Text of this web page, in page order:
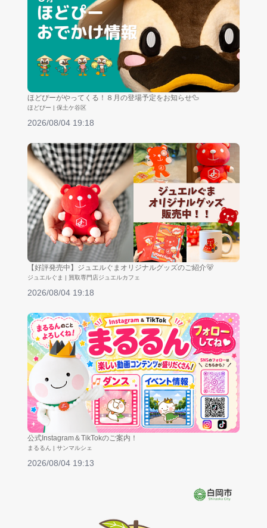
ほどぴーがやってくる！８月の登場予定をお知らせ🦆
ほどぴー | 保土ケ谷区
2026/08/04 19:18
【好評発売中】ジュエルぐまオリジナルグッズのご紹介🐻
ジュエルぐま | 買取専門店ジュエルカフェ
2026/08/04 19:18
公式Instagram＆TikTokのご案内！
まるるん | サンマルシェ
2026/08/04 19:13